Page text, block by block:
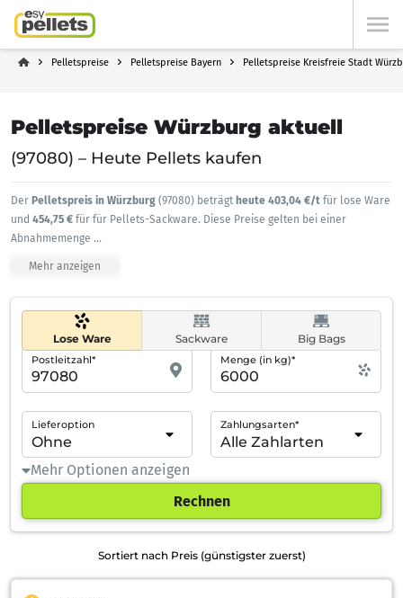
Pelletspreise Pelletspreise Bayern Pelletspreise Kreisfreie Stadt
Pelletspreise Würzburg aktuell
(97080) – Heute Pellets kaufen
Der Pelletspreis in Würzburg (97080) beträgt heute 403,04 €/t für lose Ware
und 454,75 € für für Pellets-Sackware. Diese Preise gelten bei einer
Abnahmemenge ...
Mehr anzeigen
Lose Ware Sackware Big Bags
Postleitzahl* Menge (in kg)*
Lieferoption Zahlungsarten*
Mehr Optionen anzeigen
Rechnen
Sortiert nach Preis (günstigster zuerst)